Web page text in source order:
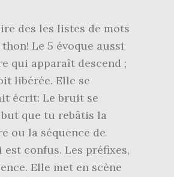
des les listes de mots
Le 5 évoque aussi
qui apparaît descend ;
libérée. Elle se
écrit: Le bruit se
que tu rebâtis la
ou la séquence de
confus. Les préfixes,
Elle met en scène